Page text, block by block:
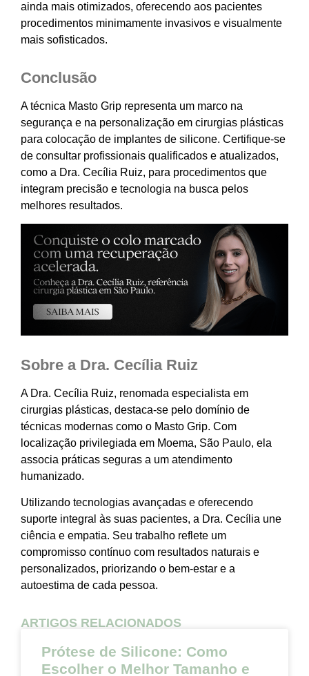
ainda mais otimizados, oferecendo aos pacientes
procedimentos minimamente invasivos e visualmente
mais sofisticados.
Conclusão
A técnica Masto Grip representa um marco na
segurança e na personalização em cirurgias plásticas
para colocação de implantes de silicone. Certifique-se
de consultar profissionais qualificados e atualizados,
como a Dra. Cecília Ruiz, para procedimentos que
integram precisão e tecnologia na busca pelos
melhores resultados.
Sobre a Dra. Cecília Ruiz
A Dra. Cecília Ruiz, renomada especialista em
cirurgias plásticas, destaca-se pelo domínio de
técnicas modernas como o Masto Grip. Com
localização privilegiada em Moema, São Paulo, ela
associa práticas seguras a um atendimento
humanizado.
Utilizando tecnologias avançadas e oferecendo
suporte integral às suas pacientes, a Dra. Cecília une
ciência e empatia. Seu trabalho reflete um
compromisso contínuo com resultados naturais e
personalizados, priorizando o bem-estar e a
autoestima de cada pessoa.
ARTIGOS RELACIONADOS
Prótese de Silicone: Como
Escolher o Melhor Tamanho e